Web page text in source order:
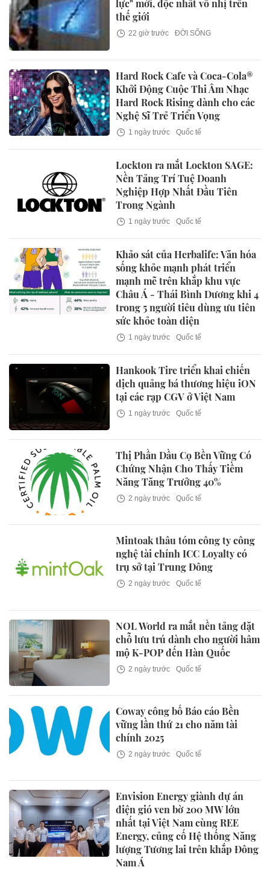
lực" mới, độc nhất vô nhị trên
thế giới
22 giờ trước ĐỜI SỐNG
Hard Rock Cafe và Coca-Cola®
Khởi Động Cuộc Thi Âm Nhạc
Hard Rock Rising dành cho các
Nghệ Sĩ Trẻ Triển Vọng
1 ngày trước Quốc tế
Lockton ra mắt Lockton SAGE:
Nền Tảng Trí Tuệ Doanh
Nghiệp Hợp Nhất Đầu Tiên
Trong Ngành
1 ngày trước Quốc tế
Khảo sát của Herbalife: Văn hóa
sống khỏe mạnh phát triển
mạnh mẽ trên khắp khu vực
Châu Á - Thái Bình Dương khi 4
trong 5 người tiêu dùng ưu tiên
sức khỏe toàn diện
1 ngày trước Quốc tế
Hankook Tire triển khai chiến
dịch quảng bá thương hiệu iON
tại các rạp CGV ở Việt Nam
1 ngày trước Quốc tế
Thị Phần Dầu Cọ Bền Vững Có
Chứng Nhận Cho Thấy Tiềm
Năng Tăng Trưởng 40%
2 ngày trước Quốc tế
Mintoak thâu tóm công ty công
nghệ tài chính ICC Loyalty có
trụ sở tại Trung Đông
2 ngày trước Quốc tế
NOL World ra mắt nền tảng đặt
chỗ lưu trú dành cho người hâm
mộ K-POP đến Hàn Quốc
2 ngày trước Quốc tế
Coway công bố Báo cáo Bền
vững lần thứ 21 cho năm tài
chính 2025
2 ngày trước Quốc tế
Envision Energy giành dự án
điện gió ven bờ 200 MW lớn
nhất tại Việt Nam cùng REE
Energy, củng cố Hệ thống Năng
lượng Tương lai trên khắp Đông
Nam Á